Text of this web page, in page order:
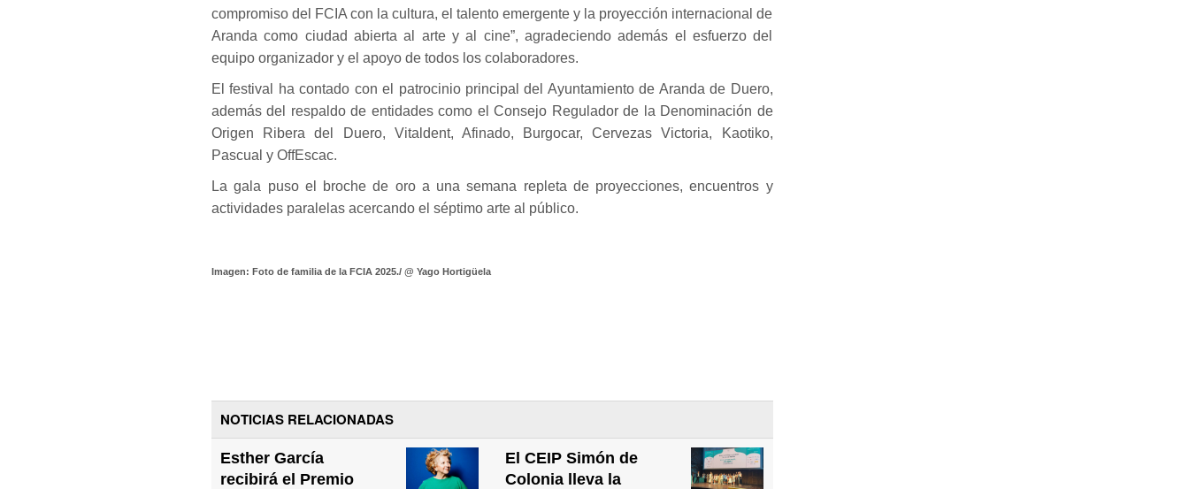
compromiso del FCIA con la cultura, el talento emergente y la proyección internacional de
Aranda como ciudad abierta al arte y al cine”, agradeciendo además el esfuerzo del
equipo organizador y el apoyo de todos los colaboradores.
El festival ha contado con el patrocinio principal del Ayuntamiento de Aranda de Duero,
además del respaldo de entidades como el Consejo Regulador de la Denominación de
Origen Ribera del Duero, Vitaldent, Afinado, Burgocar, Cervezas Victoria, Kaotiko,
Pascual y OffEscac.
La gala puso el broche de oro a una semana repleta de proyecciones, encuentros y
actividades paralelas acercando el séptimo arte al público.
Imagen: Foto de familia de la FCIA 2025./ @ Yago Hortigüela
NOTICIAS RELACIONADAS
Esther García
recibirá el Premio
El CEIP Simón de
Colonia lleva la